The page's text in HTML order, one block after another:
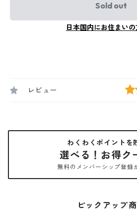
Sold out
日本国内にお住まい
レビュー
わくわくポイントを
選べる！お得ク
無料のメンバーシップ登録
ピックアップ